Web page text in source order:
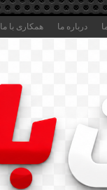
درباره ما همکاری با ما